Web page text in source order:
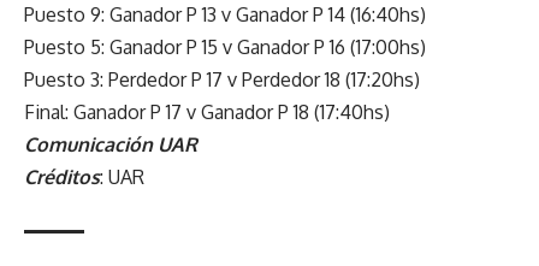
Puesto 9: Ganador P 13 v Ganador P 14 (16:40hs)
Puesto 5: Ganador P 15 v Ganador P 16 (17:00hs)
Puesto 3: Perdedor P 17 v Perdedor 18 (17:20hs)
Final: Ganador P 17 v Ganador P 18 (17:40hs)
Comunicación UAR
Créditos: UAR